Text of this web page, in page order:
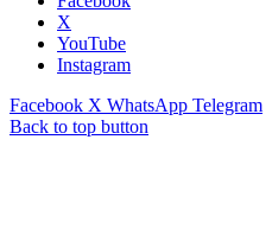
X
YouTube
Instagram
Facebook X WhatsApp Telegram
Back to top button